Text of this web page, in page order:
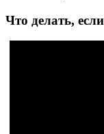
Что делать,